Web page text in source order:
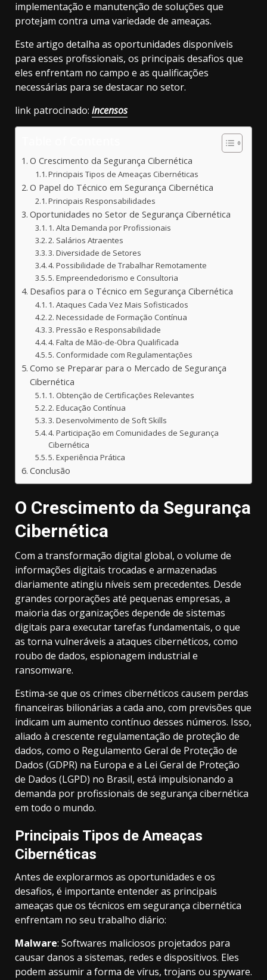
implementação e manutenção de soluções que
protejam contra uma variedade de ameaças.
Este artigo detalha as oportunidades disponíveis
para esses profissionais, os principais desafios que
eles enfrentam no campo e as qualificações
necessárias para se destacar no setor.
link patrocinado: incensos
O Crescimento da Segurança Cibernética
Principais Tipos de Ameaças Cibernéticas
O Papel do Técnico em Segurança Cibernética
Principais Responsabilidades
Oportunidades no Setor de Segurança Cibernética
1. Alta Demanda por Profissionais
2. Salários Atraentes
3. Diversidade de Setores
4. Possibilidade de Trabalhar Remotamente
5. Empreendedorismo e Consultoria
Desafios para o Técnico em Segurança Cibernética
1. Ataques Cada Vez Mais Sofisticados
2. Necessidade de Formação Contínua
3. Pressão e Responsabilidade
4. Falta de Mão-de-Obra Qualificada
5. Conformidade com Regulamentações
Como se Preparar para o Mercado de Segurança
Cibernética
1. Obtenção de Certificações Relevantes
2. Educação Contínua
3. Desenvolvimento de Soft Skills
4. Participação em Comunidades de Segurança
Cibernética
5. Experiência Prática
Conclusão
O Crescimento da Segurança
Cibernética
Com a transformação digital global, o volume de
informações digitais trocadas e armazenadas
diariamente atingiu níveis sem precedentes. Desde
grandes corporações até pequenas empresas, a
maioria das organizações depende de sistemas
digitais para executar tarefas fundamentais, o que
as torna vulneráveis a ataques cibernéticos, como
roubo de dados, espionagem industrial e
ransomware.
Estima-se que os crimes cibernéticos causem perdas
financeiras bilionárias a cada ano, com previsões que
indicam um aumento contínuo desses números. Isso,
aliado à crescente regulamentação de proteção de
dados, como o Regulamento Geral de Proteção de
Dados (GDPR) na Europa e a Lei Geral de Proteção
de Dados (LGPD) no Brasil, está impulsionando a
demanda por profissionais de segurança cibernética
em todo o mundo.
Principais Tipos de Ameaças
Cibernéticas
Antes de explorarmos as oportunidades e os
desafios, é importante entender as principais
ameaças que os técnicos em segurança cibernética
enfrentam no seu trabalho diário:
Malware: Softwares maliciosos projetados para
causar danos a sistemas, redes e dispositivos. Eles
podem assumir a forma de vírus, trojans ou spyware.